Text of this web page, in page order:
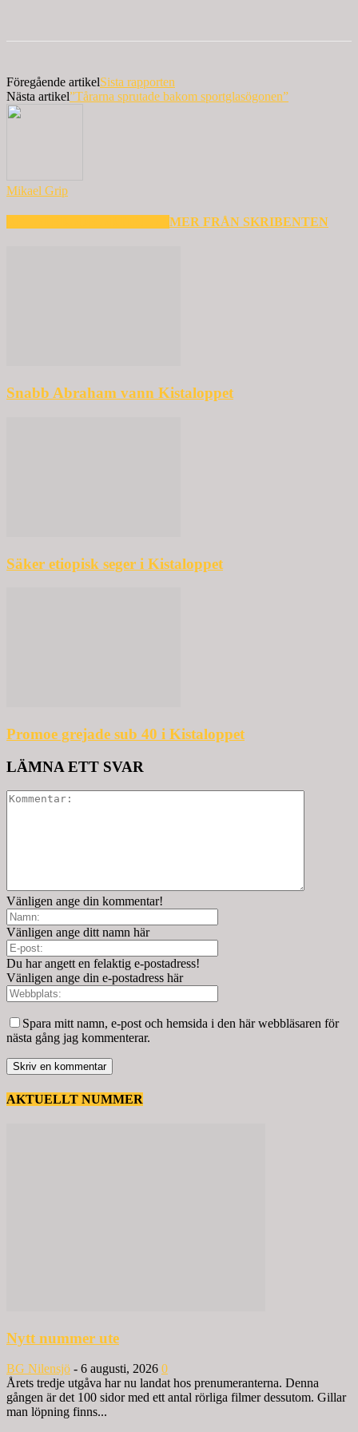
Föregående artikelSista rapporten
Nästa artikel”Tårarna sprutade bakom sportglasögonen”
Mikael Grip
MER FRÅN SKRIBENTEN
Snabb Abraham vann Kistaloppet
Säker etiopisk seger i Kistaloppet
Promoe grejade sub 40 i Kistaloppet
LÄMNA ETT SVAR
Vänligen ange din kommentar!
Vänligen ange ditt namn här
Du har angett en felaktig e-postadress!
Vänligen ange din e-postadress här
Spara mitt namn, e-post och hemsida i den här webbläsaren för
nästa gång jag kommenterar.
AKTUELLT NUMMER
Nytt nummer ute
BG Nilensjö - 6 augusti, 2026 0
Årets tredje utgåva har nu landat hos prenumeranterna. Denna
gången är det 100 sidor med ett antal rörliga filmer dessutom. Gillar
man löpning finns...